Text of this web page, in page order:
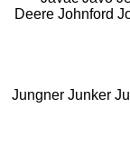
Deere Johnford
Jungner Junker